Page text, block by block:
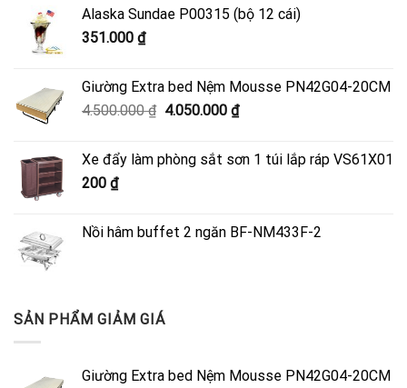
Alaska Sundae P00315 (bộ 12 cái)
351.000 ₫
Giường Extra bed Nệm Mousse PN42G04-20CM
4.500.000₫ Giá
4.500.000 ₫.
4.050.000 ₫Giá
là:
Xe đẩy làm phòng sắt sơn 1 túi lắp ráp VS61X01
200 ₫
Nồi hâm buffet 2 ngăn BF-NM433F-2
SẢN PHẨM GIẢM GIÁ
Giường Extra bed Nệm Mousse PN42G04-20CM